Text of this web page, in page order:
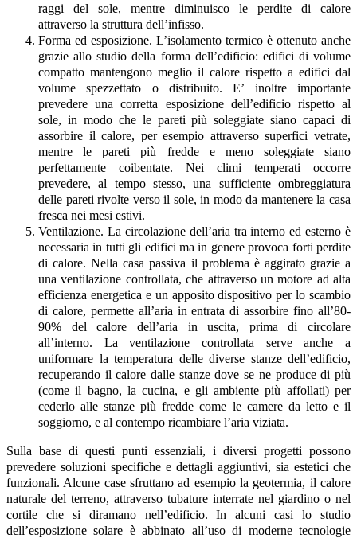
raggi del sole, mentre diminuisco le perdite di calore
attraverso la struttura dell’infisso.
Forma ed esposizione. L’isolamento termico è ottenuto anche
grazie allo studio della forma dell’edificio: edifici di volume
compatto mantengono meglio il calore rispetto a edifici dal
volume spezzettato o distribuito. E’ inoltre importante
prevedere una corretta esposizione dell’edificio rispetto al
sole, in modo che le pareti più soleggiate siano capaci di
assorbire il calore, per esempio attraverso superfici vetrate,
mentre le pareti più fredde e meno soleggiate siano
perfettamente coibentate. Nei climi temperati occorre
prevedere, al tempo stesso, una sufficiente ombreggiatura
delle pareti rivolte verso il sole, in modo da mantenere la casa
fresca nei mesi estivi.
Ventilazione. La circolazione dell’aria tra interno ed esterno è
necessaria in tutti gli edifici ma in genere provoca forti perdite
di calore. Nella casa passiva il problema è aggirato grazie a
una ventilazione controllata, che attraverso un motore ad alta
efficienza energetica e un apposito dispositivo per lo scambio
di calore, permette all’aria in entrata di assorbire fino all’80-
90% del calore dell’aria in uscita, prima di circolare
all’interno. La ventilazione controllata serve anche a
uniformare la temperatura delle diverse stanze dell’edificio,
recuperando il calore dalle stanze dove se ne produce di più
(come il bagno, la cucina, e gli ambiente più affollati) per
cederlo alle stanze più fredde come le camere da letto e il
soggiorno, e al contempo ricambiare l’aria viziata.
Sulla base di questi punti essenziali, i diversi progetti possono
prevedere soluzioni specifiche e dettagli aggiuntivi, sia estetici che
funzionali. Alcune case sfruttano ad esempio la geotermia, il calore
naturale del terreno, attraverso tubature interrate nel giardino o nel
cortile che si diramano nell’edificio. In alcuni casi lo studio
dell’esposizione solare è abbinato all’uso di moderne tecnologie